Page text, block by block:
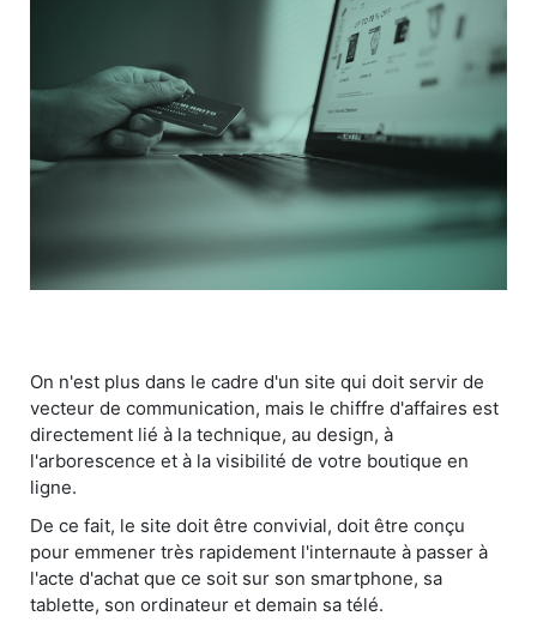
On n'est plus dans le cadre d'un site qui doit servir de
vecteur de communication, mais le chiffre d'affaires est
directement lié à la technique, au design, à
l'arborescence et à la visibilité de votre boutique en
ligne.
De ce fait, le site doit être convivial, doit être conçu
pour emmener très rapidement l'internaute à passer à
l'acte d'achat que ce soit sur son smartphone, sa
tablette, son ordinateur et demain sa télé.